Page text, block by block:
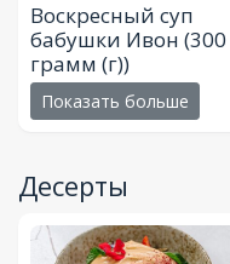
Воскресный суп
бабушки Ивон (300
грамм (г))
Показать больше
Десерты